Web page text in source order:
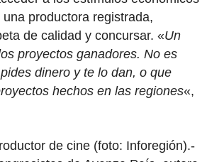
productora registrada,
de calidad y concursar. «Un
proyectos ganadores. No es
dinero y te lo dan, o que
hechos en las regiones«,